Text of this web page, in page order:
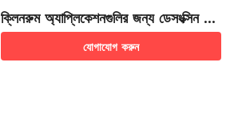
ক্লিনরুম অ্যাপ্লিকেশনগুলির জন্য ডেসংক্সিন ইন
ডোর প্রতিস্থাপনযোগ্য এফএফইউ
যোগাযোগ করুন